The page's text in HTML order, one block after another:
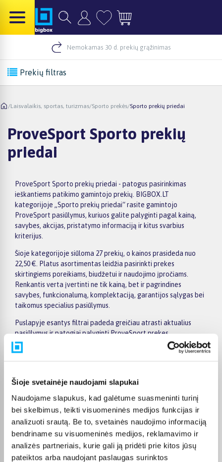
Šioje svetainėje naudojami slapukai
Naudojame slapukus, kad galėtume suasmeninti turinį
bei skelbimus, teikti visuomeninės medijos funkcijas ir
analizuoti srautą. Be to, svetainės naudojimo informaciją
bendriname su visuomeninės medijos, reklamavimo ir
analizės partneriais, kurie gali ją pridėti prie kitos jūsų
pateiktos arba naudojant paslaugas surinktos
Nemokamas 30 d. prekių grąžinimas
Prekių filtras
/Laisvalaikis, sportas, turizmas/Sporto prekės/Sporto prekių priedai
ProveSport Sporto prekių
priedai
ProveSport Sporto prekių priedai - patogus pasirinkimas
ieškantiems patikimo gamintojo prekių. BIGBOX.LT
kategorijoje „Sporto prekių priedai“ rasite gamintojo
ProveSport pasiūlymus, kuriuos galite palyginti pagal kainą,
savybes, akcijas, pristatymo informaciją ir kitus svarbius
kriterijus.
Šioje kategorijoje siūloma 27 prekių, o kainos prasideda nuo
22,50 €. Platus asortimentas leidžia pasirinkti prekes
skirtingiems poreikiams, biudžetui ir naudojimo įpročiams.
Renkantis verta įvertinti ne tik kainą, bet ir pagrindines
savybes, funkcionalumą, komplektaciją, garantijos sąlygas bei
taikomus specialius pasiūlymus.
Puslapyje esantys filtrai padeda greičiau atrasti aktualius
pasiūlymus ir patogiai palyginti ProveSport prekes
tarpusavyje. Atsižvelkite į jums svarbiausius kriterijus,
pristatymo informaciją ir prekės aprašymą, kad galėtumėte
Palyginkite ProveSport prekes BIGBOX.LT ir išsirinkite
Pirkėjų atsiliepimai apie prekes